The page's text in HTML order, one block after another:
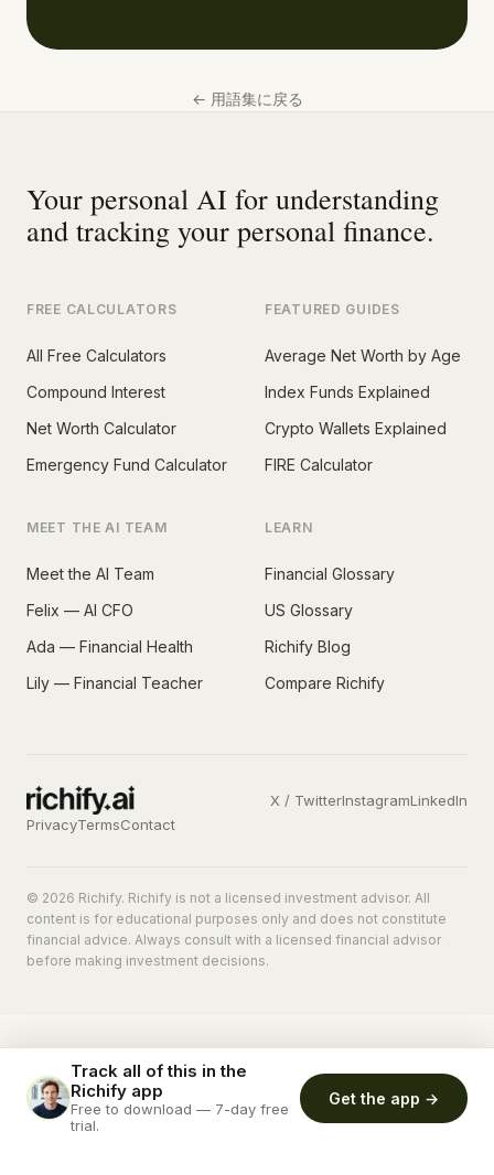
← 用語集に戻る
Your personal AI for understanding
and tracking your personal finance.
FREE CALCULATORS
All Free Calculators
Compound Interest
Net Worth Calculator
Emergency Fund Calculator
FEATURED GUIDES
Average Net Worth by Age
Index Funds Explained
Crypto Wallets Explained
FIRE Calculator
MEET THE AI TEAM
Meet the AI Team
Felix — AI CFO
Ada — Financial Health
Lily — Financial Teacher
LEARN
Financial Glossary
US Glossary
Richify Blog
Compare Richify
X / TwitterInstagramLinkedIn
PrivacyTermsContact
© 2026 Richify. Richify is not a licensed investment advisor. All
content is for educational purposes only and does not constitute
financial advice. Always consult with a licensed financial advisor
before making investment decisions.
Track all of this in the
Richify app
Free to download — 7-day free
trial.
Get the app →